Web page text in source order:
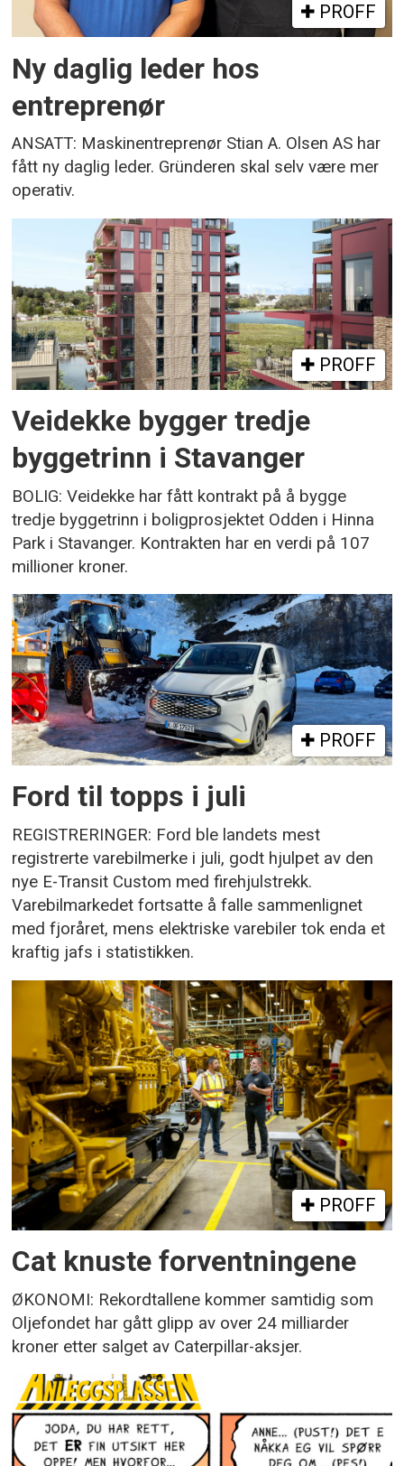
PROFF
Ny daglig leder hos
entreprenør
ANSATT: Maskinentreprenør Stian A. Olsen AS har
fått ny daglig leder. Gründeren skal selv være mer
operativ.
PROFF
Veidekke bygger tredje
byggetrinn i Stavanger
BOLIG: Veidekke har fått kontrakt på å bygge
tredje byggetrinn i boligprosjektet Odden i Hinna
Park i Stavanger. Kontrakten har en verdi på 107
millioner kroner.
PROFF
Ford til topps i juli
REGISTRERINGER: Ford ble landets mest
registrerte varebilmerke i juli, godt hjulpet av den
nye E-Transit Custom med firehjulstrekk.
Varebilmarkedet fortsatte å falle sammenlignet
med fjoråret, mens elektriske varebiler tok enda et
kraftig jafs i statistikken.
PROFF
Cat knuste forventningene
ØKONOMI: Rekordtallene kommer samtidig som
Oljefondet har gått glipp av over 24 milliarder
kroner etter salget av Caterpillar-aksjer.